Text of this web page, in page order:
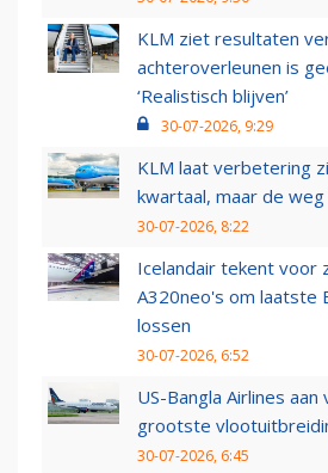
KLM ziet resultaten
achteroverleunen is
‘Realistisch blijven’
30-07-2026, 9:29
KLM laat verbetering
kwartaal, maar de
30-07-2026, 8:22
Icelandair tekent voor
A320neo's om laatste
lossen
30-07-2026, 6:52
US-Bangla Airlines
grootste
30-07-2026, 6:45